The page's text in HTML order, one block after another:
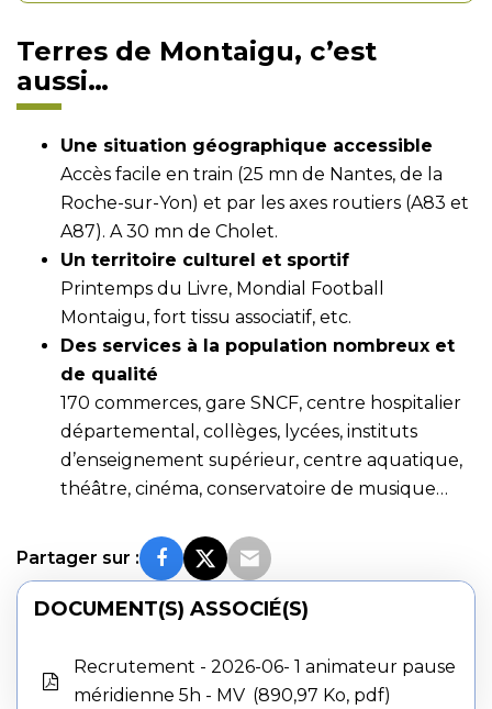
Terres de Montaigu, c’est
aussi…
Une situation géographique accessible
Accès facile en train (25 mn de Nantes, de la
Roche-sur-Yon) et par les axes routiers (A83 et
A87). A 30 mn de Cholet.
Un territoire culturel et sportif
Printemps du Livre, Mondial Football
Montaigu, fort tissu associatif, etc.
Des services à la population nombreux et
de qualité
170 commerces, gare SNCF, centre hospitalier
départemental, collèges, lycées, instituts
d’enseignement supérieur, centre aquatique,
théâtre, cinéma, conservatoire de musique…
Partager sur :
DOCUMENT(S) ASSOCIÉ(S)
Recrutement - 2026-06- 1 animateur pause
méridienne 5h - MV
890,97 Ko, pdf